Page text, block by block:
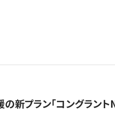
新プラン「コングラント